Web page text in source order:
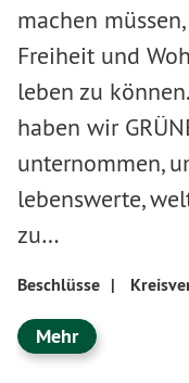
machen
Freiheit und
leben zu
haben wir
unternommen,
lebenswerte,
zu…
Beschlüsse |
Mehr